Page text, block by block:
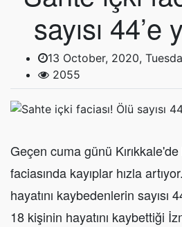
sayısı
13 October, 2020,
2055
Geçen cuma günü
faciasında kayıplar hızla
hayatını kaybedenlerin sayısı
18 kişinin hayatını kaybettiği